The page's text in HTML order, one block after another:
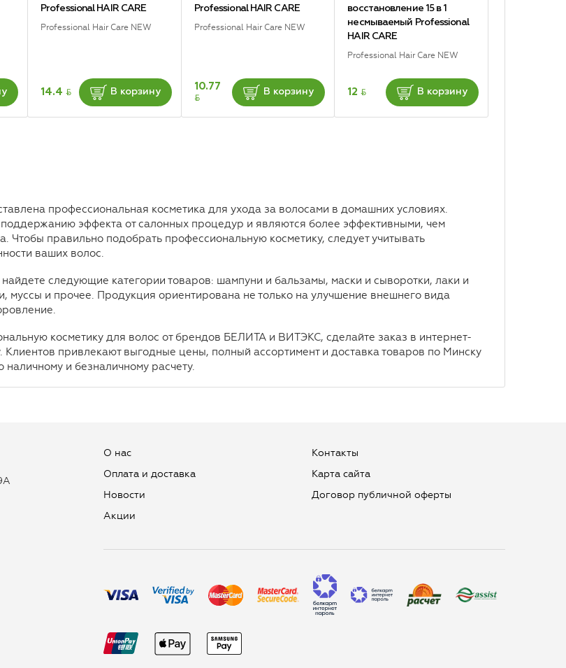
Professional HAIR CARE
Professional Hair Care NEW
14.4BYN В корзину
Professional HAIR CARE
Professional Hair Care NEW
10.77
BYN В корзину
восстановление 15 в 1
несмываемый Professional
HAIR CARE
Professional Hair Care NEW
12BYN В корзину
профессиональная косметика для ухода за волосами в домашних условиях.
поддержанию эффекта от салонных процедур и являются более эффективными, чем
Чтобы правильно подобрать профессиональную косметику, следует учитывать
ваших волос.
следующие категории товаров: шампуни и бальзамы, маски и сыворотки, лаки и
муссы и прочее. Продукция ориентирована не только на улучшение внешнего вида
косметику для волос от брендов БЕЛИТА и ВИТЭКС, сделайте заказ в интернет-
привлекают выгодные цены, полный ассортимент и доставка товаров по Минску
и безналичному расчету.
О нас
Оплата и доставка
Новости
Aкции
Контакты
Карта сайта
Договор публичной оферты